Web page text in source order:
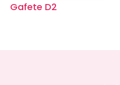
Gafete D2